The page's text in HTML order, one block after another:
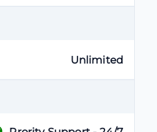
Unlimited